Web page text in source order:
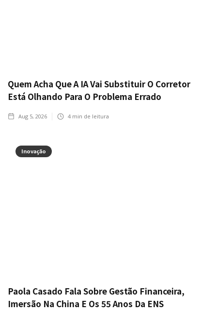
Quem Acha Que A IA Vai Substituir O Corretor
Está Olhando Para O Problema Errado
Aug 5, 2026 4 min de leitura
Inovação
Paola Casado Fala Sobre Gestão Financeira,
Imersão Na China E Os 55 Anos Da ENS